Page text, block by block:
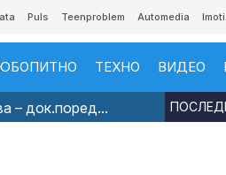
Puls Teenproblem Automedia
ТЕХНО ВИДЕО
– док.поред...